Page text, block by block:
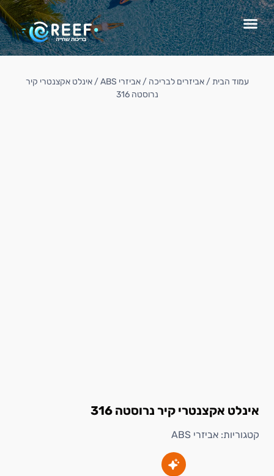
אינלט אקצנטרי קיר נרוסטה 316
קטגוריות: אביזרי ABS
עמוד הבית/אביזרים לבריכה /אביזרי ABS
/ אינלט אקצנטרי קיר
נרוסטה 316